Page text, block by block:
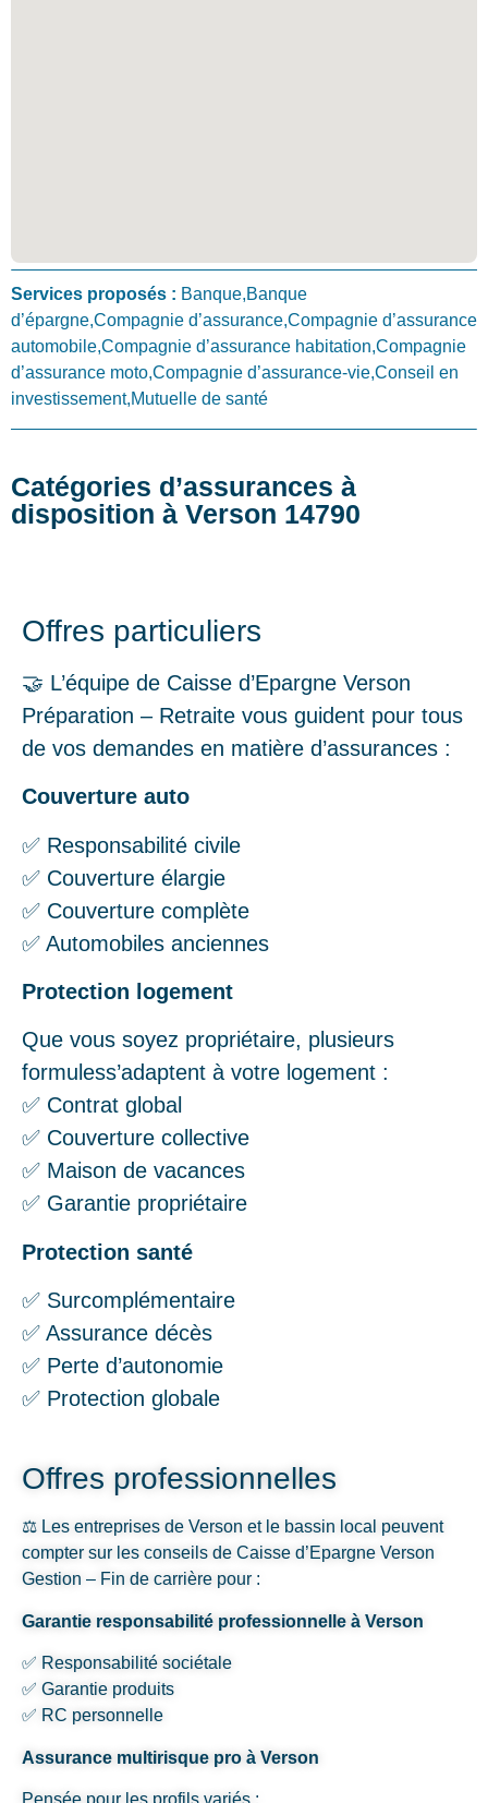
Services proposés : Banque,Banque
d’épargne,Compagnie d’assurance,Compagnie d’assurance
automobile,Compagnie d’assurance habitation,Compagnie
d’assurance moto,Compagnie d’assurance-vie,Conseil en
investissement,Mutuelle de santé
Catégories d’assurances à
disposition à Verson 14790
Offres particuliers
🤝 L’équipe de Caisse d’Epargne Verson
Préparation – Retraite vous guident pour tous
de vos demandes en matière d’assurances :
Couverture auto
✅ Responsabilité civile
✅ Couverture élargie
✅ Couverture complète
✅ Automobiles anciennes
Protection logement
Que vous soyez propriétaire, plusieurs
formuless’adaptent à votre logement :
✅ Contrat global
✅ Couverture collective
✅ Maison de vacances
✅ Garantie propriétaire
Protection santé
✅ Surcomplémentaire
✅ Assurance décès
✅ Perte d’autonomie
✅ Protection globale
Offres professionnelles
⚖️ Les entreprises de Verson et le bassin local peuvent
compter sur les conseils de Caisse d’Epargne Verson
Gestion – Fin de carrière pour :
Garantie responsabilité professionnelle à Verson
✅ Responsabilité sociétale
✅ Garantie produits
✅ RC personnelle
Assurance multirisque pro à Verson
Pensée pour les profils variés :